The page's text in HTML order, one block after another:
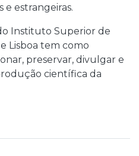
e estrangeiras.
Instituto Superior de
Lisboa tem como
preservar, divulgar e
científica da